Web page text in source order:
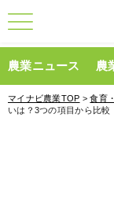
農業ニュース 農
マイナビ農業TOP >食育
いは？3つの項目から比較